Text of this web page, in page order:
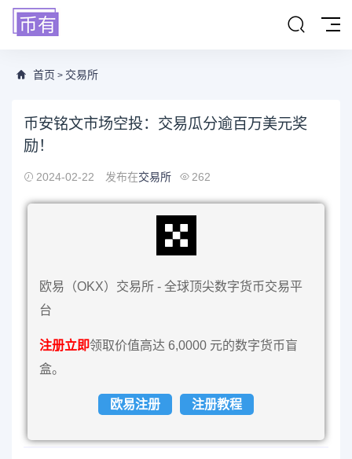
首页 > 交易所
币安铭文市场空投：交易瓜分逾百万美元奖
励！
2024-02-22 发布在交易所 262
欧易（OKX）交易所 - 全球顶尖数字货币交易平
台
注册立即领取价值高达 6,0000 元的数字货币盲
盒。
欧易注册 注册教程